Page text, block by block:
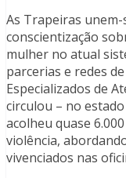
As Trapeiras
conscientização
mulher no atual
parcerias e redes
Especializados de
circulou – no
acolheu quase
violência,
vivenciados nas